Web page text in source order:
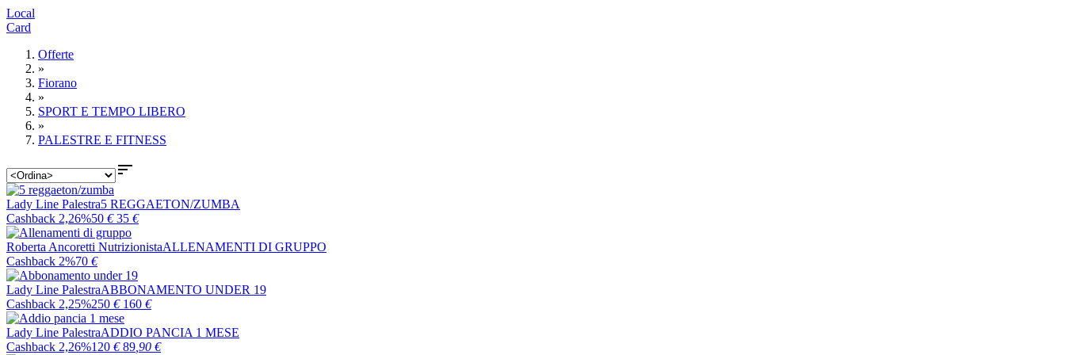
Local
Card
Offerte
»
Fiorano
»
SPORT E TEMPO LIBERO
»
PALESTRE E FITNESS

Lady Line Palestra5 REGGAETON/ZUMBA
Cashback 2,26%50 € 35 €
Roberta Ancoretti NutrizionistaALLENAMENTI DI GRUPPO
Cashback 2%70 €
Lady Line PalestraABBONAMENTO UNDER 19
Cashback 2,25%250 € 160 €
Lady Line PalestraADDIO PANCIA 1 MESE
Cashback 2,26%120 € 89 ,90 €